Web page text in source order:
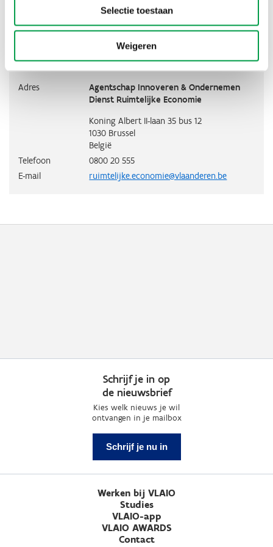
Selectie toestaan
Weigeren
thuiswerk. Gelievealle post elektronisch (via mail)te bezorgen.
Papieren post wordt momenteel niet opgehaald.
Adres
Agentschap Innoveren & Ondernemen
Dienst Ruimtelijke Economie
Koning Albert II-laan 35 bus 12
1030 Brussel
België
Telefoon
0800 20 555
E-mail
ruimtelijke.economie@vlaanderen.be
Schrijf je in op
de nieuwsbrief
Kies welk nieuws je wil
ontvangen in je mailbox
Schrijf je nu in
Werken bij VLAIO
Studies
VLAIO-app
VLAIO AWARDS
Contact